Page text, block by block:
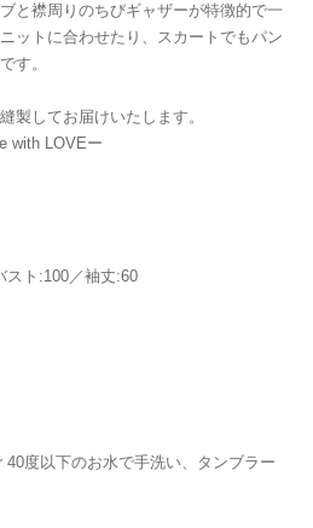
と襟周りのちびギャザーが特徴的で一
ットに合わせたり、スカートでもパン
す。
製してお届けいたします。
with LOVEー
スト:100／袖丈:60
度以下のお水で手洗い、タンブラー